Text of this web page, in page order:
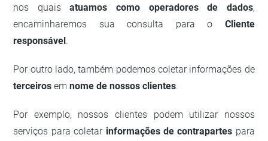
nos quaisatuamos como operadores de dados,
encaminharemos sua consulta para o Cliente
responsável.
Por outro lado, também podemos coletar informações de
terceiros emnome de nossos clientes.
Por exemplo, nossos clientes podem utilizar nossos
serviços para coletar informações de contrapartes para